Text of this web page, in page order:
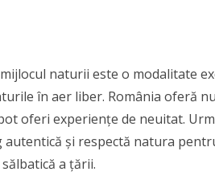
naturii este o modalitate
în aer liber. România oferă
oferi experiențe de neuitat.
autentică și respectă natura
a țării.